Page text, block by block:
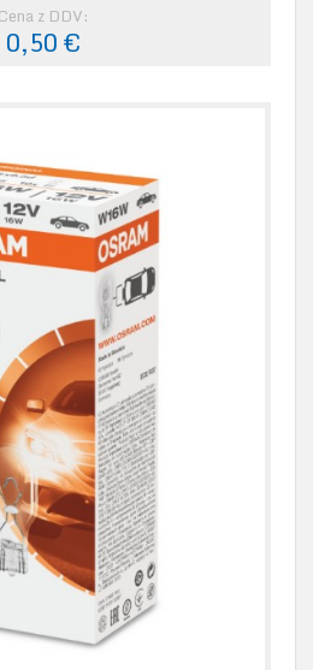
Cena z DDV:
0,50 €